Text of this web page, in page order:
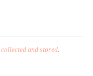
collected and stored.